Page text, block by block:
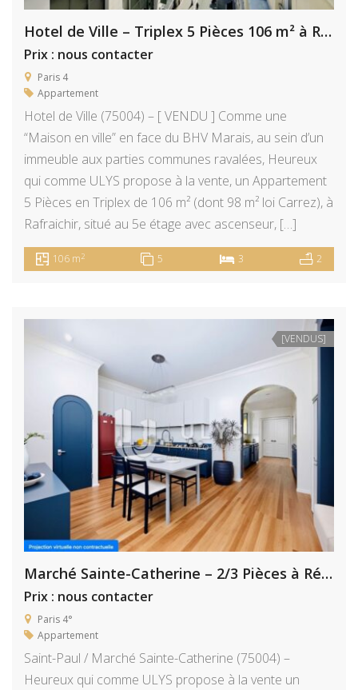
Hotel de Ville – Triplex 5 Pièces 106 m² à Rafraichir
Prix : nous contacter
Paris 4
Appartement
Hotel de Ville (75004) – [ VENDU ] Comme une
“Maison en ville” en face du BHV Marais, au sein d’un
immeuble aux parties communes ravalées, Heureux
qui comme ULYS propose à la vente, un Appartement
5 Pièces en Triplex de 106 m² (dont 98 m² loi Carrez), à
Rafraichir, situé au 5e étage avec ascenseur, […]
106 m2 5 3 2
[VENDUS]
Marché Sainte-Catherine – 2/3 Pièces à Rénover
Prix : nous contacter
Paris 4°
Appartement
Saint-Paul / Marché Sainte-Catherine (75004) –
Heureux qui comme ULYS propose à la vente un